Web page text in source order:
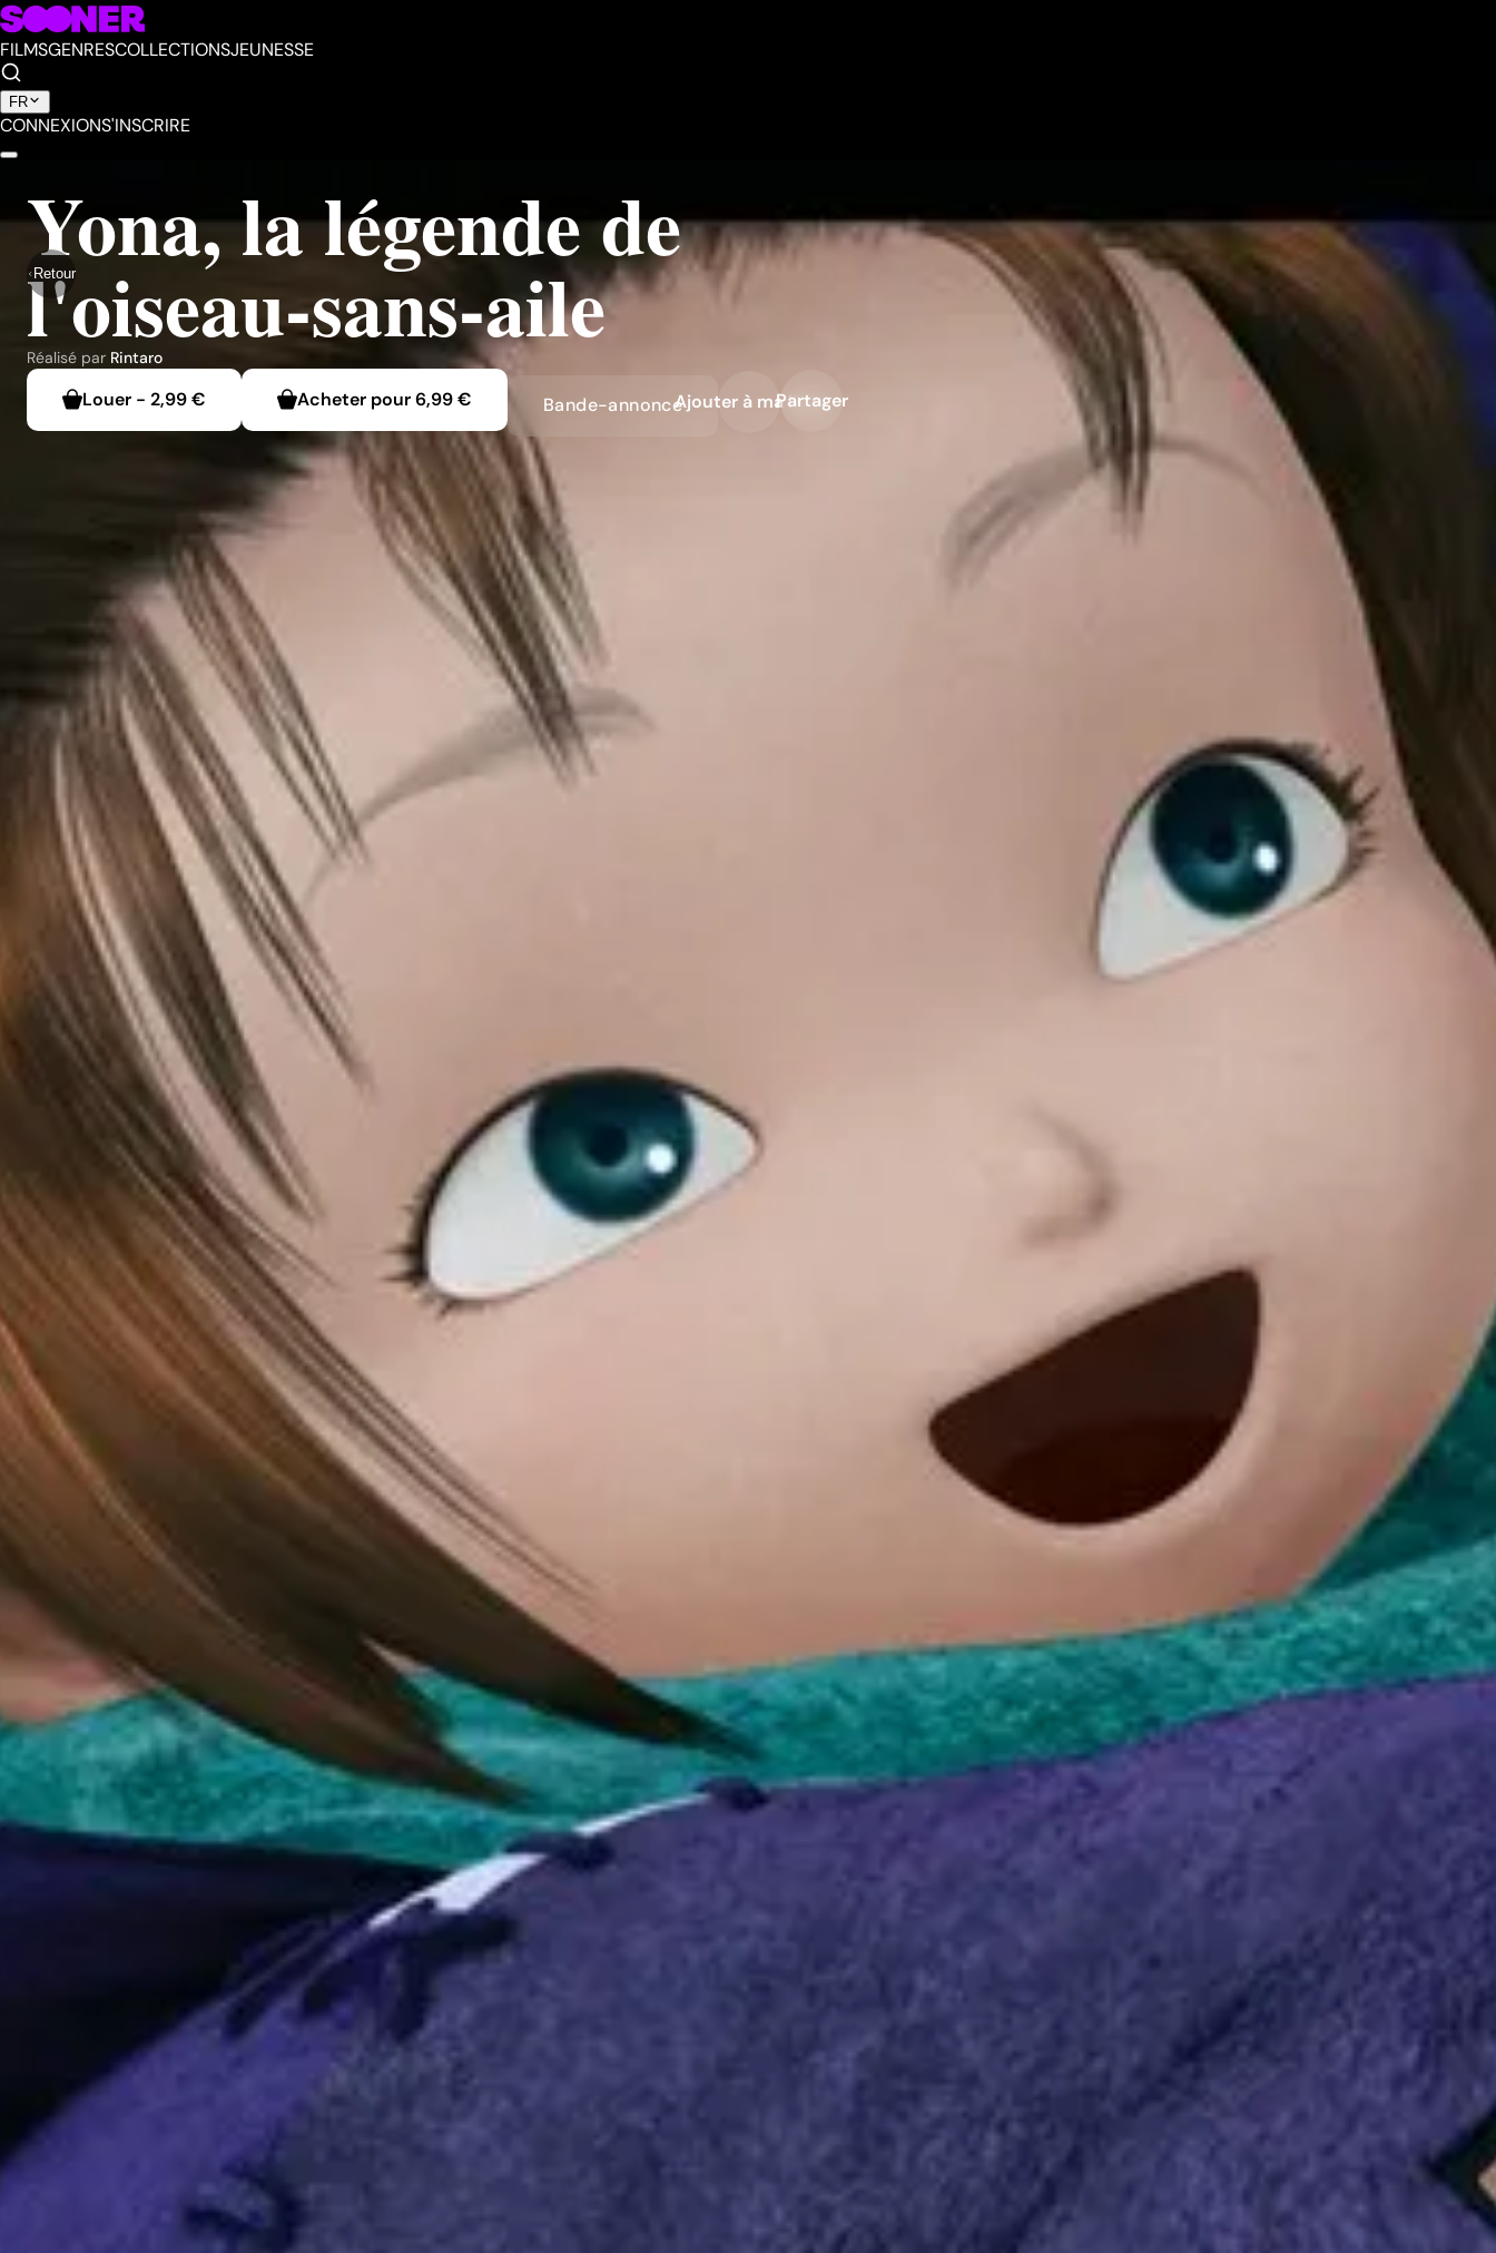
FILMSGENRESCOLLECTIONSJEUNESSE
FR
CONNEXIONS'INSCRIRE
Retour
Yona, la légende de
l'oiseau-sans-aile
Réalisé par Rintaro
Louer - 2,99 € Acheter pour6,99 € Bande-annonceAjouter à ma liste
Partager